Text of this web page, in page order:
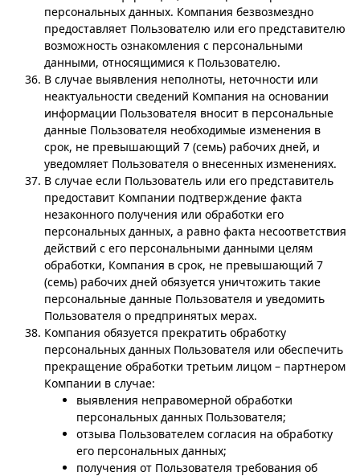
персональных данных. Компания безвозмездно
предоставляет Пользователю или его представителю
возможность ознакомления с персональными
данными, относящимися к Пользователю.
В случае выявления неполноты, неточности или
неактуальности сведений Компания на основании
информации Пользователя вносит в персональные
данные Пользователя необходимые изменения в
срок, не превышающий 7 (семь) рабочих дней, и
уведомляет Пользователя о внесенных изменениях.
В случае если Пользователь или его представитель
предоставит Компании подтверждение факта
незаконного получения или обработки его
персональных данных, а равно факта несоответствия
действий с его персональными данными целям
обработки, Компания в срок, не превышающий 7
(семь) рабочих дней обязуется уничтожить такие
персональные данные Пользователя и уведомить
Пользователя о предпринятых мерах.
Компания обязуется прекратить обработку
персональных данных Пользователя или обеспечить
прекращение обработки третьим лицом – партнером
Компании в случае:
выявления неправомерной обработки
персональных данных Пользователя;
отзыва Пользователем согласия на обработку
его персональных данных;
получения от Пользователя требования об